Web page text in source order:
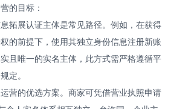
的目标：
拓展认证主体是常见路径。例如，在获得
的前提下，使用其独立身份信息注册新账
且唯一的实名主体，此方式需严格遵循平
定。
营的优选方案。商家可凭借营业执照申请